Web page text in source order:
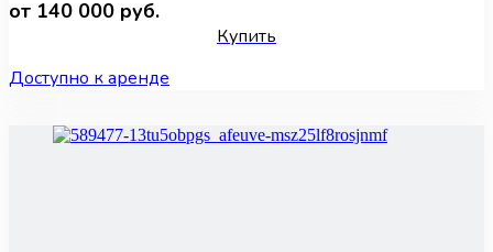
от 140 000 руб.
Купить
Доступно к аренде